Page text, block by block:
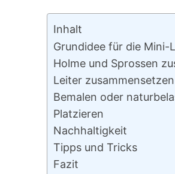
Inhalt
Grundidee für die Mini-
Holme und Sprossen
Leiter zusammensetzen
Bemalen oder
Platzieren
Nachhaltigkeit
Tipps und Tricks
Fazit